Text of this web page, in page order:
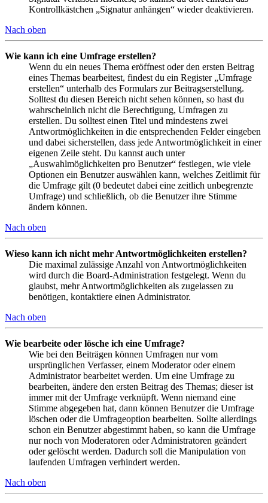
Kontrollkästchen „Signatur anhängen“ wieder deaktivieren.
Nach oben
Wie kann ich eine Umfrage erstellen?
Wenn du ein neues Thema eröffnest oder den ersten Beitrag
eines Themas bearbeitest, findest du ein Register „Umfrage
erstellen“ unterhalb des Formulars zur Beitragserstellung.
Solltest du diesen Bereich nicht sehen können, so hast du
wahrscheinlich nicht die Berechtigung, Umfragen zu
erstellen. Du solltest einen Titel und mindestens zwei
Antwortmöglichkeiten in die entsprechenden Felder eingeben
und dabei sicherstellen, dass jede Antwortmöglichkeit in einer
eigenen Zeile steht. Du kannst auch unter
„Auswahlmöglichkeiten pro Benutzer“ festlegen, wie viele
Optionen ein Benutzer auswählen kann, welches Zeitlimit für
die Umfrage gilt (0 bedeutet dabei eine zeitlich unbegrenzte
Umfrage) und schließlich, ob die Benutzer ihre Stimme
ändern können.
Nach oben
Wieso kann ich nicht mehr Antwortmöglichkeiten erstellen?
Die maximal zulässige Anzahl von Antwortmöglichkeiten
wird durch die Board-Administration festgelegt. Wenn du
glaubst, mehr Antwortmöglichkeiten als zugelassen zu
benötigen, kontaktiere einen Administrator.
Nach oben
Wie bearbeite oder lösche ich eine Umfrage?
Wie bei den Beiträgen können Umfragen nur vom
ursprünglichen Verfasser, einem Moderator oder einem
Administrator bearbeitet werden. Um eine Umfrage zu
bearbeiten, ändere den ersten Beitrag des Themas; dieser ist
immer mit der Umfrage verknüpft. Wenn niemand eine
Stimme abgegeben hat, dann können Benutzer die Umfrage
löschen oder die Umfrageoption bearbeiten. Sollte allerdings
schon ein Benutzer abgestimmt haben, so kann die Umfrage
nur noch von Moderatoren oder Administratoren geändert
oder gelöscht werden. Dadurch soll die Manipulation von
laufenden Umfragen verhindert werden.
Nach oben